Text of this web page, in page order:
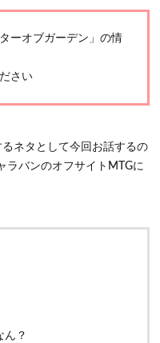
ーオブガーデン」の情
さい
ネタとして今回お話するの
ラバンのオフサイトMTGに
ん？